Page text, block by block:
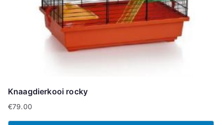
Knaagdierkooi rocky
€79.00